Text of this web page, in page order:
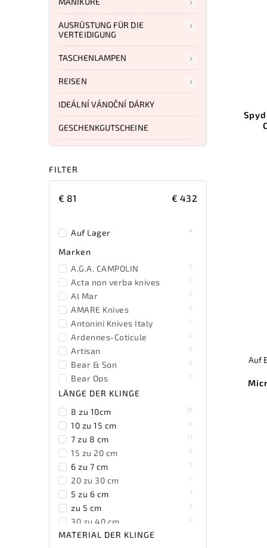
AUSRÜSTUNG FÜR DIE
VERTEIDIGUNG
TASCHENLAMPEN
REISEN
IDEÁLNÍ VÁNOČNÍ DÁRKY
GESCHENKGUTSCHEINE
FILTER
€ 81 € 432
Auf Lager 4
Marken
A.G.A. CAMPOLIN
0
Acta non verba knives 0
Al Mar 0
AMARE Knives 0
Antonini Knives Italy 0
Ardennes-Coticule 0
Artisan 0
Bear & Son 0
Bear Ops 0
Beltrame Coltellerie
LÄNGE DER KLINGE
8 zu 10cm
10
10 zu 15 cm 6
7 zu 8 cm 17
15 zu 20 cm 0
6 zu 7 cm 3
20 zu 30 cm 0
5 zu 6 cm 1
zu 5 cm 3
30 zu 40 cm 0
8 zu 9cm
MATERIAL DER KLINGE
Auf